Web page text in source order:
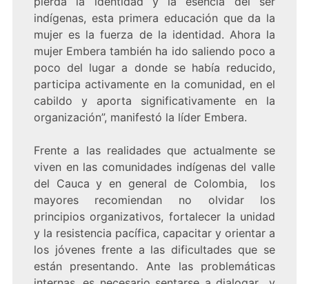
indígenas, esta primera educación que da la
mujer es la fuerza de la identidad. Ahora la
mujer Embera también ha ido saliendo poco a
poco del lugar a donde se había reducido,
participa activamente en la comunidad, en el
cabildo y aporta significativamente en la
organización”, manifestó la líder Embera.
Frente a las realidades que actualmente se
viven en las comunidades indígenas del valle
del Cauca y en general de Colombia, los
mayores recomiendan no olvidar los
principios organizativos, fortalecer la unidad
y la resistencia pacífica, capacitar y orientar a
los jóvenes frente a las dificultades que se
están presentando. Ante las problemáticas